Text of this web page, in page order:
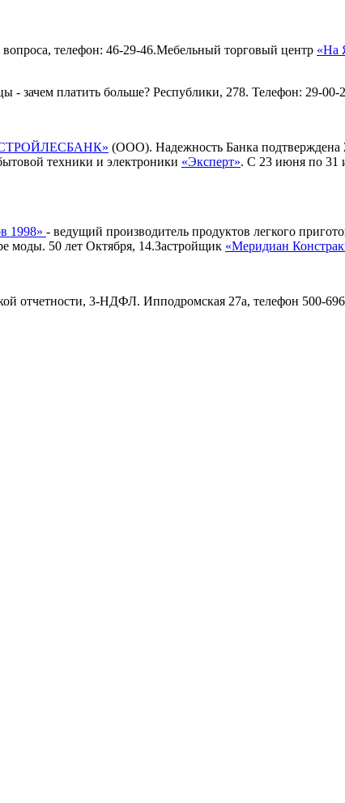
телефон: 46-29-46.Мебельный торговый центр «На
зачем платить больше? Республики, 278. Телефон: 29-00-
(ООО). Надежность Банка подтверждена
техники и электроники «Эксперт». С 23 июня по 31
1998» - ведущий производитель продуктов легкого
моды. 50 лет Октября, 14.Застройщик «Меридиан
отчетности, 3-НДФЛ. Ипподромская 27а, телефон 500-